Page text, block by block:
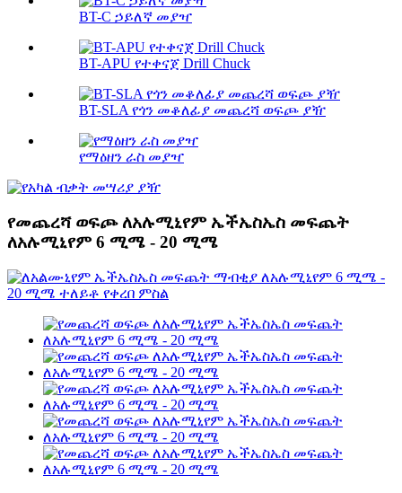
BT-C ኃይለኛ መያዣ
BT-APU የተቀናጀ Drill Chuck
BT-SLA የጎን መቆለፊያ መጨረሻ ወፍጮ ያዥ
የማዕዘን ራስ መያዣ
የመጨረሻ ወፍጮ ለአሉሚኒየም ኤችኤስኤስ መፍጨት
ለአሉሚኒየም 6 ሚሜ - 20 ሚሜ